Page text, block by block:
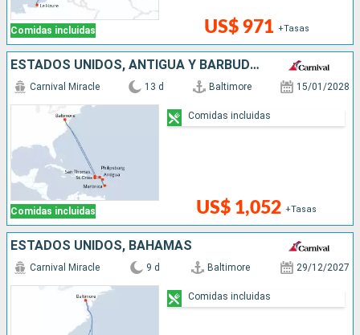
Comidas incluidas US$ 971 +Tasas
ESTADOS UNIDOS, ANTIGUA Y BARBUDA, SAN MARTÍN
Comidas incluidas
Carnival Miracle 13 d Baltimore 15/01/2028
US$ 1,052 +Tasas
Comidas incluidas
ESTADOS UNIDOS, BAHAMAS
Carnival Miracle 9 d Baltimore 29/12/2027
Comidas incluidas